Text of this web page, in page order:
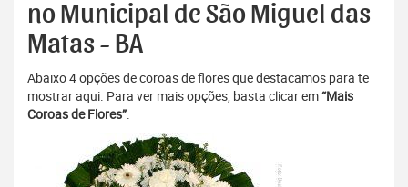
no Municipal de São Miguel das
Matas - BA
Abaixo 4 opções de coroas de flores que destacamos para te
mostrar aqui. Para ver mais opções, basta clicar em“Mais
Coroas de Flores”.